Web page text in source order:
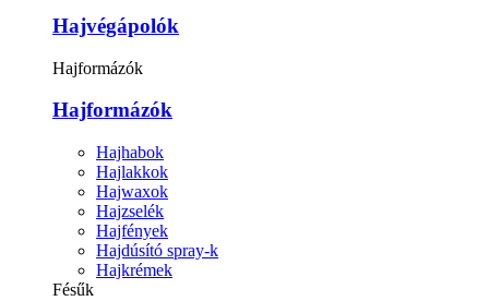
Hajvégápolók
Hajformázók
Hajformázók
Hajhabok
Hajlakkok
Hajwaxok
Hajzselék
Hajfények
Hajdúsító spray-k
Hajkrémek
Fésűk